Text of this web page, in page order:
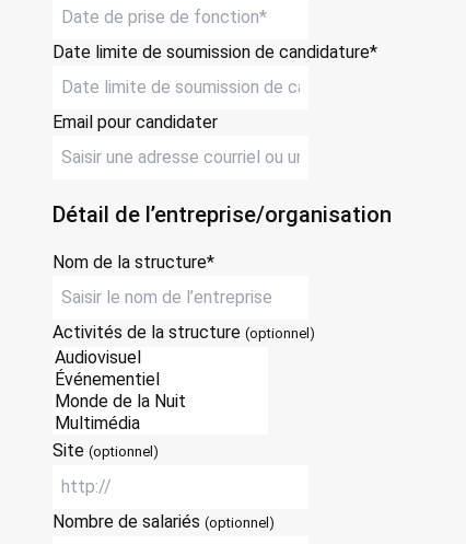
Date limite de soumission de candidature*
Email pour candidater
Détail de l’entreprise/organisation
Nom de la structure*
Activités de la structure (optionnel)
Site (optionnel)
Nombre de salariés (optionnel)